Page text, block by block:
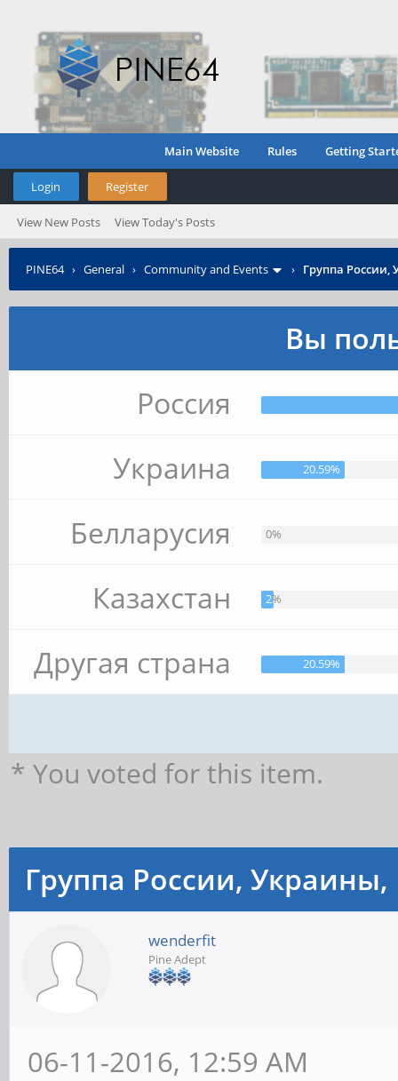
Main Website Rules Getting
Login Register
View New Posts View Today's Posts
PINE64› General › Community and Events › Группа России,
Вы
Россия
Украина
20.59%
Белларусия 0%
Казахстан 2.94%
Другая страна 20.59%
* You voted for this item.
Группа России, Украины,
wenderfit
Pine Adept
06-11-2016, 12:59 AM